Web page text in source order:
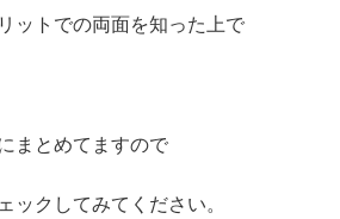
ットでの両面を知った上で
まとめてますので
ックしてみてください。